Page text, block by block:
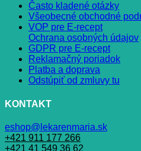
Často kladené otázky
Všeobecné obchodné
VOP pre E-recept
Ochrana osobných údajov
GDPR pre E-recept
Reklamačný poriadok
Platba a doprava
Odstúpiť od zmluvy tu
KONTAKT
eshop@lekarenmaria.sk
+421 911 177 266
+421 41 549 36 62